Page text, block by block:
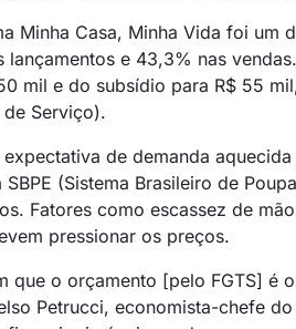
Minha Casa, Minha Vida foi um
lançamentos e 43,3% nas
mil e do subsídio para R$ 55
Serviço).
expectativa de demanda
(Sistema Brasileiro de
Fatores como escassez de
pressionar os preços.
que o orçamento [pelo FGTS] é
Petrucci, economista-chefe